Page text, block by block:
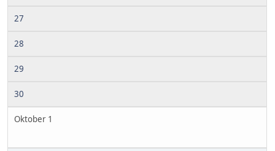
27
28
29
30
Oktober 1